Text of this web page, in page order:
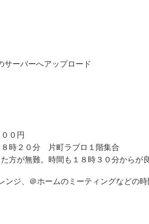
ーバーへアップロード
０円
時２０分 片町ラブロ１階集合
方が無難。時間も１８時３０分からが良
ジ、＠ホームのミーティングなどの時